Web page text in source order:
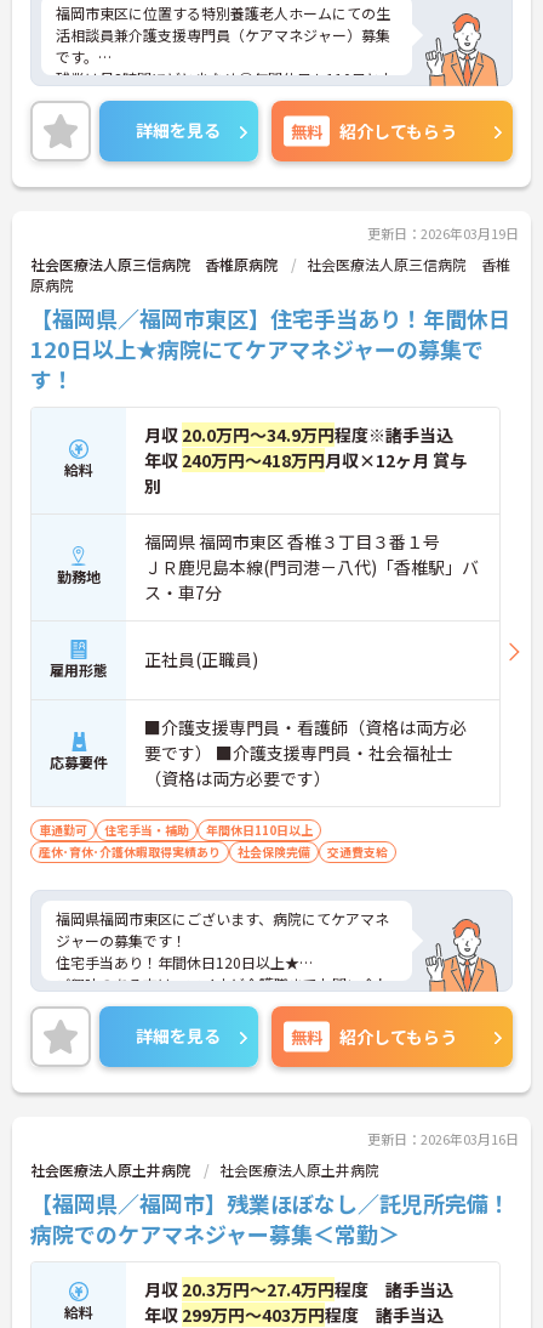
福岡市東区に位置する特別養護老人ホームにての生
活相談員兼介護支援専門員（ケアマネジャー）募集
です。
残業は月2時間ほどと少なめ◎年間休日も110日とお
休みもしっかりありますので、メリハリをつけた勤
務がしやすい職場です。
ご興味ある方には、面接対策ポイントなど、さらに
詳細をお話しいたしますのでお気軽にご相談くださ
い！
詳細を見る 無料 紹介してもらう
更新日：2026年03月19日
社会医療法人原三信病院 香椎原病院
社会医療法人原三信病院 香椎
原病院
【福岡県／福岡市東区】住宅手当あり！年間休日
120日以上★病院にてケアマネジャーの募集で
す！
給料
月収 20.0万円～34.9万円程度※諸手当込
年収 240万円～418万円月収×12ヶ月 賞与
別
勤務地
福岡県 福岡市東区 香椎３丁目３番１号
ＪＲ鹿児島本線(門司港－八代)「香椎駅」バ
ス・車7分
雇用形態 正社員(正職員)
応募要件
■介護支援専門員・看護師（資格は両方必
要です） ■介護支援専門員・社会福祉士
（資格は両方必要です）
車通勤可 住宅手当・補助
年間休日110日以上
産休･育休･介護休暇取得実績あり
社会保険完備 交通費支給
福岡県福岡市東区にございます、病院にてケアマネ
ジャーの募集です！
住宅手当あり！年間休日120日以上★
ご興味のある方は、マイナビ介護職までお問い合わ
せください。
詳細を見る 無料 紹介してもらう
更新日：2026年03月16日
社会医療法人原土井病院 社会医療法人原土井病院
【福岡県／福岡市】残業ほぼなし／託児所完備！
病院でのケアマネジャー募集＜常勤＞
給料
月収 20.3万円～27.4万円程度 諸手当込
年収 299万円～403万円程度 諸手当込